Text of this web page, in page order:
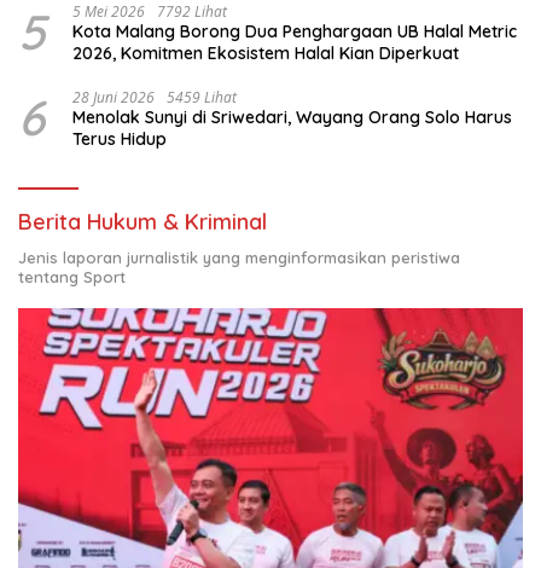
5 5 Mei 2026 7792 Lihat
Kota Malang Borong Dua Penghargaan UB Halal Metric
2026, Komitmen Ekosistem Halal Kian Diperkuat
6 28 Juni 2026 5459 Lihat
Menolak Sunyi di Sriwedari, Wayang Orang Solo Harus
Terus Hidup
Berita Hukum & Kriminal
Jenis laporan jurnalistik yang menginformasikan peristiwa
tentang Sport